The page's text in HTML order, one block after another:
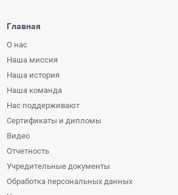
Главная
О нас
Наша миссия
Наша история
Наша команда
Нас поддерживают
Сертификаты и дипломы
Видео
Отчетность
Учредительные документы
Обработка персональных данных